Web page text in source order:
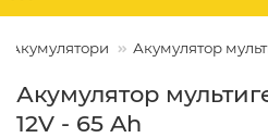
Акумулятори Акумулятор
Акумулятор
12V - 65 Ah